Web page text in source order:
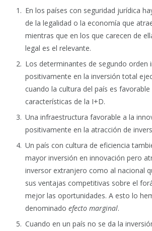
En los países con seguridad jurídica
de la legalidad o la economía que
mientras que en los que carecen de
legal es el relevante.
Los determinantes de segundo orden
positivamente en la inversión total
cuando la cultura del país es favorable
características de la I+D.
Una infraestructura favorable a la
positivamente en la atracción de
Un país con cultura de eficiencia
mayor inversión en innovación pero
inversor extranjero como al nacional
sus ventajas competitivas sobre el
mejor las oportunidades. A esto lo
denominado efecto marginal.
Cuando en un país no se da la